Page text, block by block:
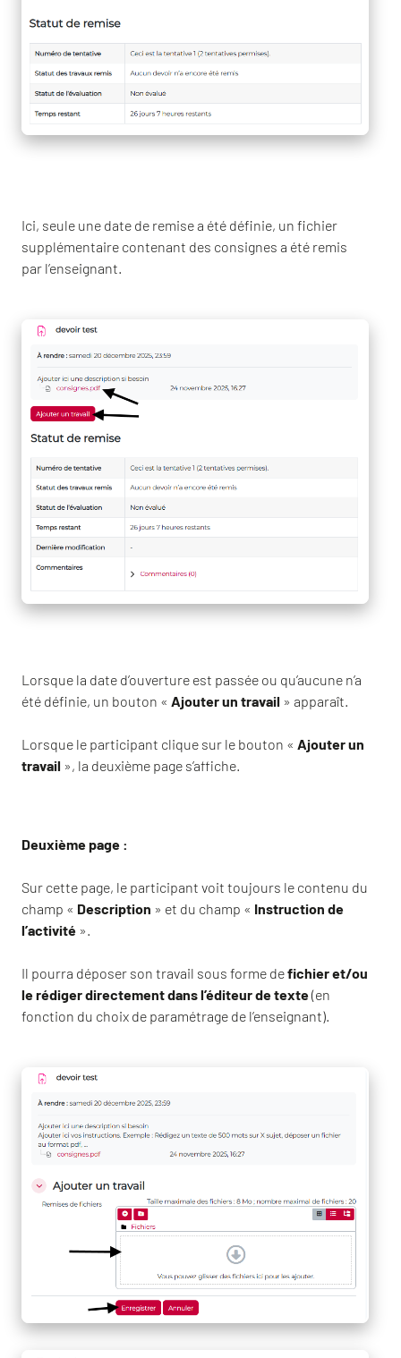
Ici, seule une date de remise a été définie, un fichier
supplémentaire contenant des consignes a été remis
par l’enseignant.
Lorsque la date d’ouverture est passée ou qu’aucune n’a
été définie, un bouton « Ajouter un travail » apparaît.
Lorsque le participant clique sur le bouton « Ajouter un
travail », la deuxième page s’affiche.
Deuxième page :
Sur cette page, le participant voit toujours le contenu du
champ « Description » et du champ « Instruction de
l’activité ».
Il pourra déposer son travail sous forme defichier et/ou
le rédiger directement dans l’éditeur de texte(en
fonction du choix de paramétrage de l’enseignant).